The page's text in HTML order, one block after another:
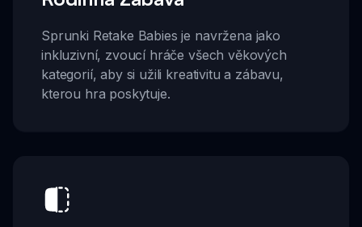
Sprunki Retake Babies je navržena jako
inkluzivní, zvoucí hráče všech věkových
kategorií, aby si užili kreativitu a zábavu,
kterou hra poskytuje.